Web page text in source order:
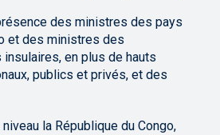
des ministres des pays
et des ministres des
en plus de hauts
publics et privés, et des
la République du Congo,